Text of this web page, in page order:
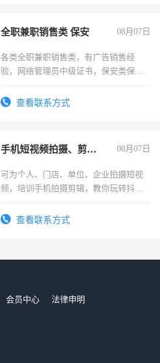
全职兼职销售类 保安 08月07日
各类全职兼职销售类，有广告销售经
验，网络管理员中级证书，保安类保安
有高低压电工证和十几年工作经验
查看联系方式
手机短视频拍摄、剪辑、抖音快手 08月07日
可为个人、门店、单位、企业拍摄短视
频，培训手机拍摄剪辑，教你玩转抖音
频，培训手机拍摄剪辑，教你玩转抖
查看联系方式
会员中心
法律申明